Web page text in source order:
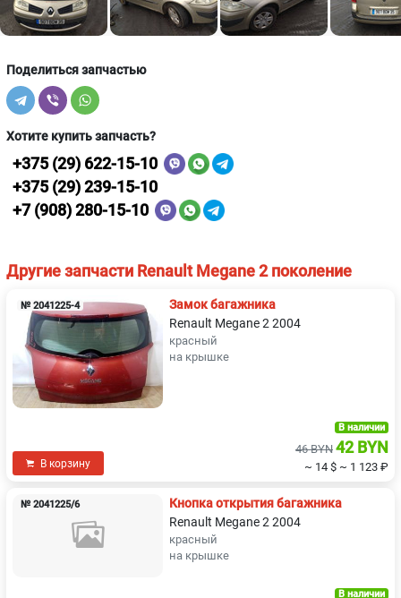
Поделиться запчастью
Хотите купить запчасть?
+375 (29) 622-15-10
+375 (29) 239-15-10
+7 (908) 280-15-10
Другие запчасти Renault Megane 2 поколение
№ 2041225-4
Замок багажника
Renault Megane 2 2004
красный
на крышке
В корзину
В наличии
46 BYN 42 BYN
~ 14 $ ~ 1 123 ₽
№ 2041225/6
Кнопка открытия багажника
Renault Megane 2 2004
красный
на крышке
В наличии